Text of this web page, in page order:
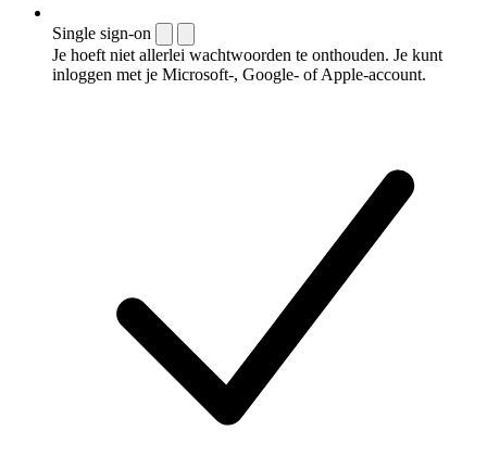
Single sign-on
Je hoeft niet allerlei wachtwoorden te onthouden. Je kunt
inloggen met je Microsoft-, Google- of Apple-account.